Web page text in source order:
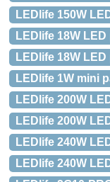
LEDlife 150W
LEDlife 18W
LEDlife 18W
LEDlife 1W mini
LEDlife 200W
LEDlife 200W
LEDlife 240W
LEDlife 240W